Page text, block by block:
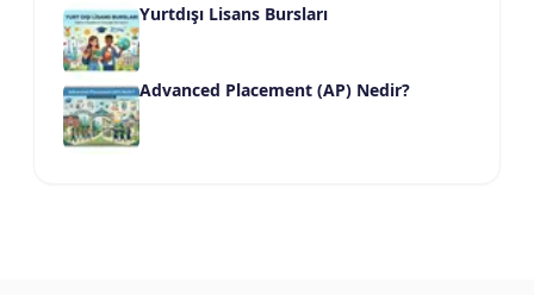
Yurtdışı Lisans Bursları
Advanced Placement (AP) Nedir?